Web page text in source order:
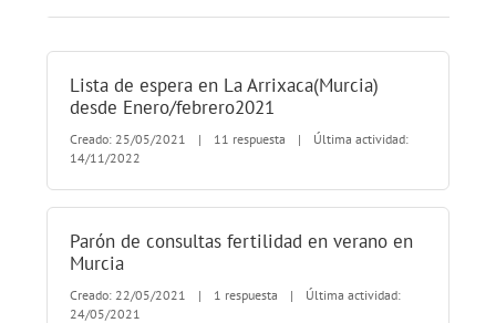
Lista de espera en La Arrixaca(Murcia)
desde Enero/febrero2021
Creado: 25/05/2021 | 11 respuesta |
Última actividad:
14/11/2022
Parón de consultas fertilidad en verano en
Murcia
Creado: 22/05/2021 | 1 respuesta |
Última actividad:
24/05/2021